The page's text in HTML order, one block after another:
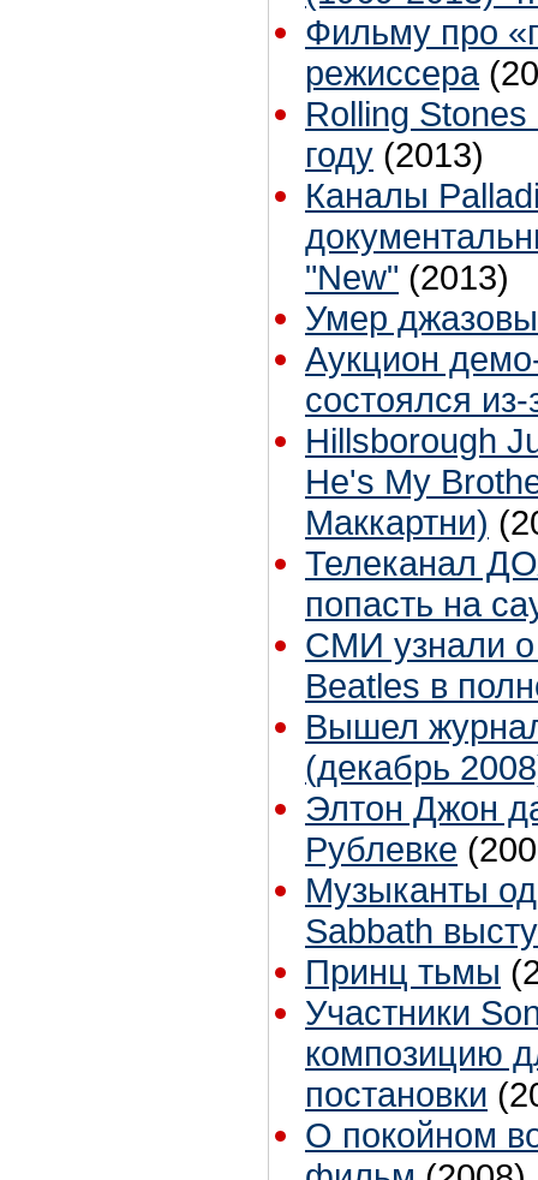
Фильму про
режиссера
Rolling
году (2013)
Каналы
"New" (2013)
Умер
Аукцион
состоялся
Hillsborough
He's My
Маккартни)
Телеканал
попасть на
СМИ узнали о
Beatles в
Вышел
(декабрь
Элтон Джон
Рублевке
Музыканты
Sabbath
Принц тьмы
Участники
композицию
постановки
О покойном